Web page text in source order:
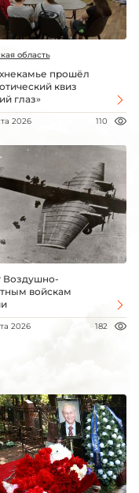
область
прошёл
квиз
глаз»
2026 110
Воздушно-
войскам
2026 182